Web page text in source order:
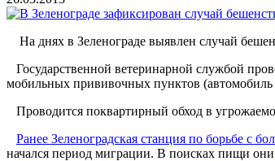
На днях в Зеленограде выявлен случай
Государственной ветеринарной службой
мобильных прививочных пунктов
Проводится поквартирный обход в
Ранее Зеленоградская станция по борьбе с
начался период миграции. В поисках пищи